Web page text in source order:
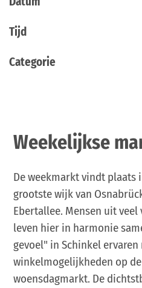
Tijd
Categorie
Weekelijkse
De weekmarkt vindt plaats
grootste wijk van
Ebertallee. Mensen uit
leven hier in harmonie
gevoel" in Schinkel ervaren
winkelmogelijkheden op
woensdagmarkt. De